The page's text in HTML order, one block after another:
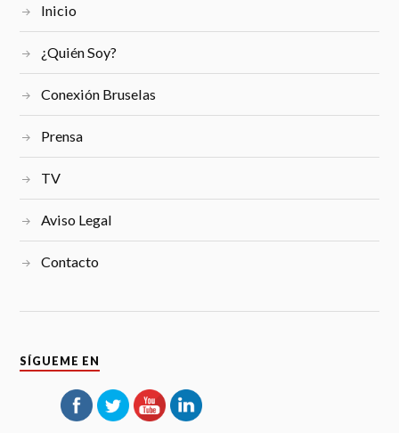
Inicio
¿Quién Soy?
Conexión Bruselas
Prensa
TV
Aviso Legal
Contacto
SÍGUEME EN